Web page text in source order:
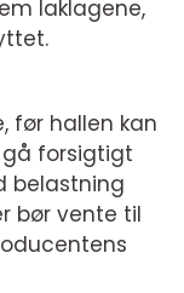
laklagene,
før hallen kan
forsigtigt
belastning
bør vente til